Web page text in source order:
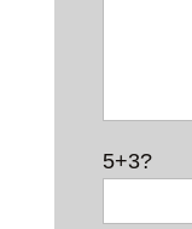
5+3?